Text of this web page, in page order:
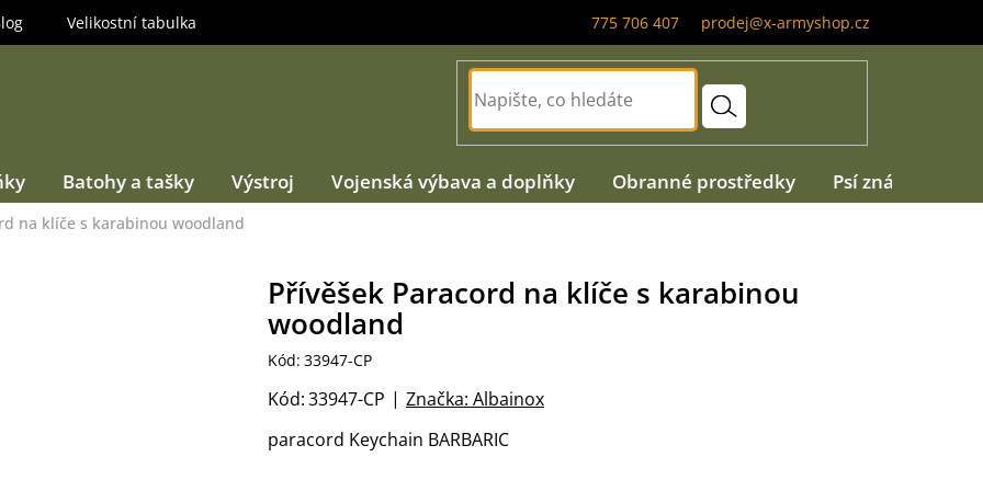
775 706 407 prodej@x-armyshop.cz
Velikostní tabulka
Batohy a tašky Výstroj Vojenská výbava a doplňky Obranné prostředky Psí známky
na klíče s karabinou woodland
paracord Keychain BARBARIC
Přívěšek Paracord na klíče s karabinou
woodland
Kód: 33947-CP
Značka: Albainox
Kód:33947-CP